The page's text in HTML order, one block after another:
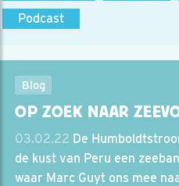
Podcast
Blog
OP ZOEK NAAR
03.02.22 De
de kust van Peru een
waar Marc Guyt ons mee